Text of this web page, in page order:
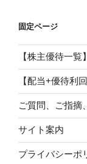
固定ページ
【株主優待一
【配当+優待利
ご質問、ご指摘
サイト案内
プライバシーポ